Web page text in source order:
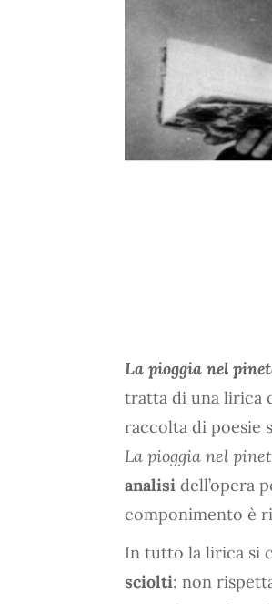
La pioggia nel
tratta di una lirica
raccolta di poesie
La pioggia nel
analisi dell’opera
componimento è
In tutto la lirica si
sciolti: non